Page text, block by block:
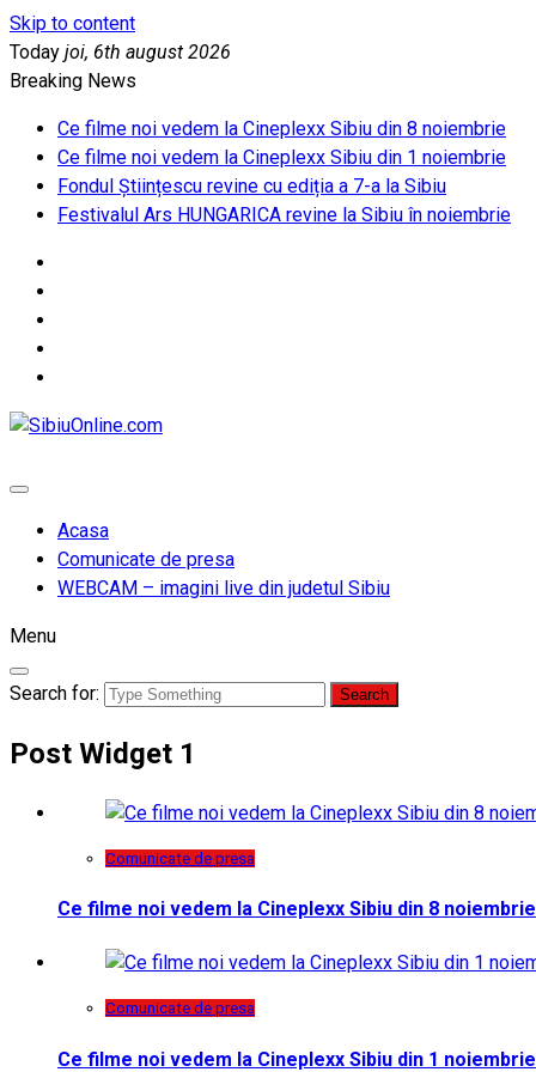
Skip to content
Today joi, 6th august 2026
Breaking News
Ce filme noi vedem la Cineplexx Sibiu din 8 noiembrie
Ce filme noi vedem la Cineplexx Sibiu din 1 noiembrie
Fondul Științescu revine cu ediția a 7-a la Sibiu
Festivalul Ars HUNGARICA revine la Sibiu în noiembrie
Acasa
Comunicate de presa
WEBCAM – imagini live din judetul Sibiu
Menu
Search for:
Post Widget 1
Comunicate de presa
Ce filme noi vedem la Cineplexx Sibiu din 8 noiembrie
Comunicate de presa
Ce filme noi vedem la Cineplexx Sibiu din 1 noiembrie